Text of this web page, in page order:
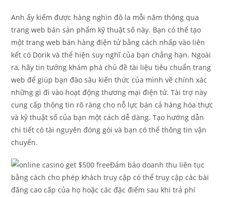
Anh ấy kiếm được hàng nghìn đô la mỗi năm thông qua
trang web bán sản phẩm kỹ thuật số này. Bạn có thể tạo
một trang web bán hàng điện tử bằng cách nhấp vào liên
kết có Dorik và thể hiện suy nghĩ của bạn chẳng hạn. Ngoài
ra, hãy tin tưởng khám phá chủ đề tài liệu tiêu chuẩn trang
web để giúp bạn đào sâu kiến ​​thức của mình về chính xác
những gì đi vào hoạt động thương mại điện tử. Tài trợ này
cung cấp thông tin rõ ràng cho nỗ lực bán cả hàng hóa thực
và kỹ thuật số của bạn một cách dễ dàng. Tạo hướng dẫn
chi tiết có tài nguyên đóng gói và bạn có thể thông tin vận
chuyển.
Đảm bảo doanh thu liên tục
bằng cách cho phép khách truy cập có thể truy cập các bài
đăng cao cấp của họ hoặc các đặc điểm sau khi trả phí